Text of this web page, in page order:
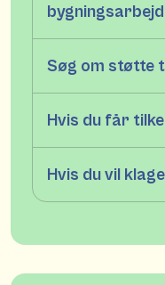
Søg om støtte
Hvis du får
Hvis du vil klage